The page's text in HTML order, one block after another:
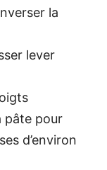
la
lever
pâte pour
d’environ